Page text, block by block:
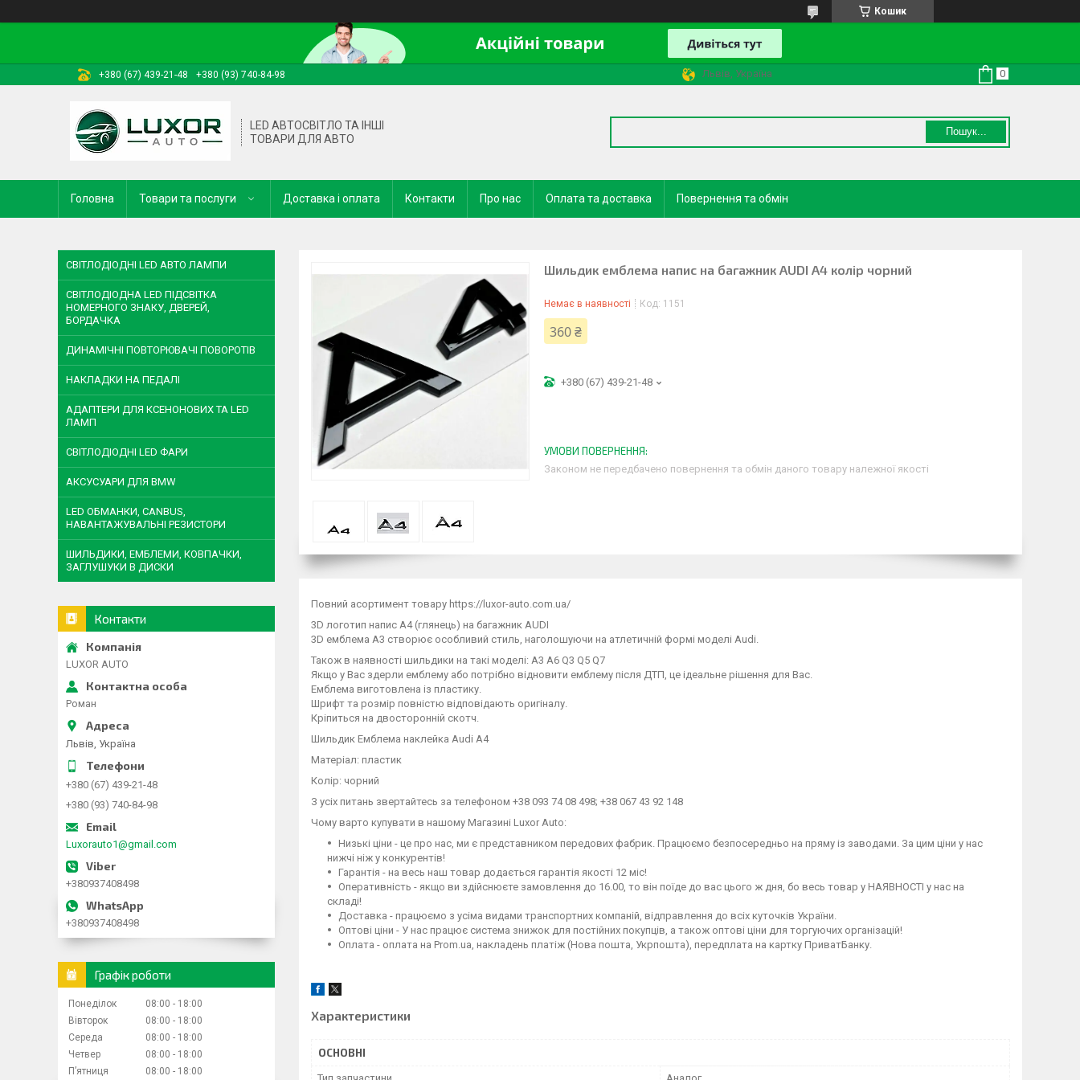
Кошик
+380 (67) 439-21-48 +380 (93) 740-84-98 Львів, Україна
LED АВТОСВІТЛО ТА ІНШІ
ТОВАРИ ДЛЯ АВТО
Пошук...
Головна Товари та послуги Доставка і оплата Контакти Про нас Оплата та доставка Повернення та обмін
Шильдик емблема напис на багажник AUDI A4 колір чорний
Немає в наявності Код: 1151
360 ₴
+380 (67) 439-21-48
Законом не передбачено повернення та обмін даного товару належної якості
Повний асортимент товару https://luxor-auto.com.ua/
3D логотип напис A4 (глянець) на багажник AUDI
3D емблема A3 створює особливий стиль, наголошуючи на атлетичній формі моделі Audi.
Також в наявності шильдики на такі моделі: A3 A6 Q3 Q5 Q7
Якщо у Вас здерли емблему або потрібно відновити емблему після ДТП, це ідеальне рішення для Вас.
Емблема виготовлена ​​із пластику.
Шрифт та розмір повністю відповідають оригіналу.
Кріпиться на двосторонній скотч.
Шильдик Емблема наклейка Audi A4
Матеріал: пластик
Колір: чорний
З усіх питань звертайтесь за телефоном +38 093 74 08 498; +38 067 43 92 148
Чому варто купувати в нашому Магазині Luxor Auto:
Низькі ціни - це про нас, ми є представником передових фабрик. Працюємо безпосередньо на пряму із заводами. За цим ціни у нас
нижчі ніж у конкурентів!
Гарантія - на весь наш товар додається гарантія якості 12 міс!
Оперативність - якщо ви здійснюєте замовлення до 16.00, то він поїде до вас цього ж дня, бо весь товар у НАЯВНОСТІ у нас на
складі!
Доставка - працюємо з усіма видами транспортних компаній, відправлення до всіх куточків України.
Оптові ціни - У нас працює система знижок для постійних покупців, а також оптові ціни для торгуючих організацій!
Оплата - оплата на Prom.ua, накладень платіж (Нова пошта, Укрпошта), передплата на картку ПриватБанку.
Характеристики
ОСНОВНІ
СВІТЛОДІОДНІ LED АВТО ЛАМПИ
СВІТЛОДІОДНА LED ПІДСВІТКА
НОМЕРНОГО ЗНАКУ, ДВЕРЕЙ,
БОРДАЧКА
ДИНАМІЧНІ ПОВТОРЮВАЧІ ПОВОРОТІВ
НАКЛАДКИ НА ПЕДАЛІ
АДАПТЕРИ ДЛЯ КСЕНОНОВИХ ТА LED
ЛАМП
СВІТЛОДІОДНІ LED ФАРИ
АКСУСУАРИ ДЛЯ BMW
LED ОБМАНКИ, CANBUS,
НАВАНТАЖУВАЛЬНІ РЕЗИСТОРИ
ШИЛЬДИКИ, ЕМБЛЕМИ, КОВПАЧКИ,
ЗАГЛУШУКИ В ДИСКИ
Контакти
LUXOR AUTO
Роман
Львів, Україна
+380 (67) 439-21-48
+380 (93) 740-84-98
Luxorauto1@gmail.com
+380937408498
+380937408498
Графік роботи
Понеділок 08:00
18:00
Вівторок
08:00
18:00
Середа
08:00
18:00
Четвер
08:00
18:00
Пʼятниця
08:00 18:00